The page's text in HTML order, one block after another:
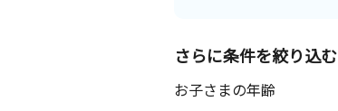
さらに条件を絞り込む
お子さまの年齢